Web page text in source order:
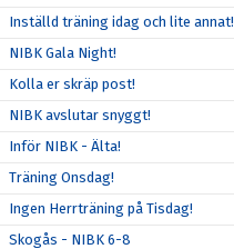
Inställd träning idag och lite annat!
NIBK Gala Night!
Kolla er skräp post!
NIBK avslutar snyggt!
Inför NIBK - Älta!
Träning Onsdag!
Ingen Herrträning på Tisdag!
Skogås - NIBK 6-8